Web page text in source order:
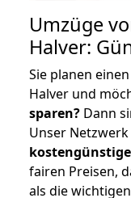
Umzüge
Halver:
Sie planen
Halver und
sparen? Dann
Unser
fairen Preisen,
als die